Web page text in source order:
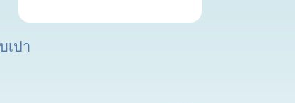
เปา